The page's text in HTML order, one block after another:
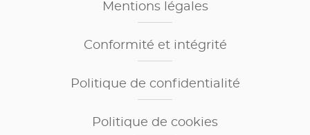
Mentions légales
Conformité et intégrité
Politique de confidentialité
Politique de cookies